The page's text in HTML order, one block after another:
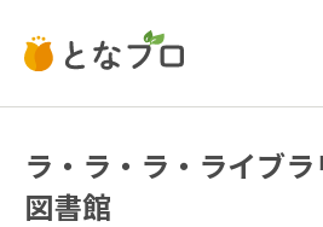
ラ・ラ・ラ・ライブ
図書館